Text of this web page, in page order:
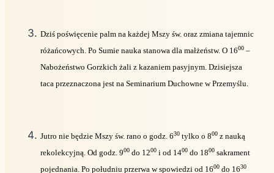
Dziś poświęcenie palm na każdej Mszy św. oraz zmiana tajemnic
różańcowych. Po Sumie nauka stanowa dla małżeństw. O 1600 –
Nabożeństwo Gorzkich żali z kazaniem pasyjnym. Dzisiejsza
taca przeznaczona jest na Seminarium Duchowne w Przemyślu.
Jutro nie będzie Mszy św. rano o godz. 630 tylko o 800 z nauką
rekolekcyjną. Od godz. 900 do 1200 i od 1400 do 1800 sakrament
pojednania. Po południu przerwa w spowiedzi od 1600 do 1630